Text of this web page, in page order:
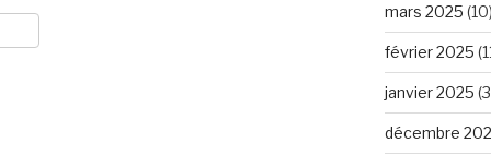
mars 2025 (10)
février 2025
janvier 2025
décembre